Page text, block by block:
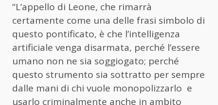
“L’appello di Leone, che rimarrà
certamente come una delle frasi simbolo di
questo pontificato, è che l’intelligenza
artificiale venga disarmata, perché l’essere
umano non ne sia soggiogato; perché
questo strumento sia sottratto per sempre
dalle mani di chi vuole monopolizzarlo e
usarlo criminalmente anche in ambito